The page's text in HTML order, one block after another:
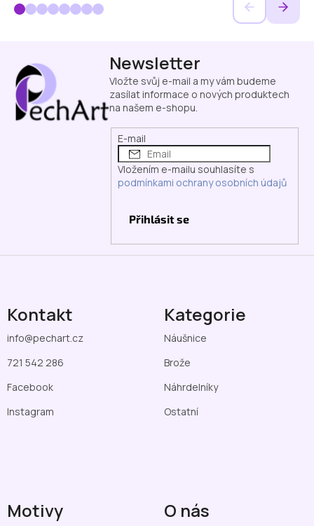
Newsletter
Vložte svůj e-mail a my vám budeme
zasílat informace o nových produktech
na našem e-shopu.
E-mail
Vložením e-mailu souhlasíte s
podmínkami ochrany osobních údajů
Přihlásit se
Kontakt
info@pechart.cz
721 542 286
Facebook
Instagram
Kategorie
Náušnice
Brože
Náhrdelníky
Ostatní
Motivy O nás